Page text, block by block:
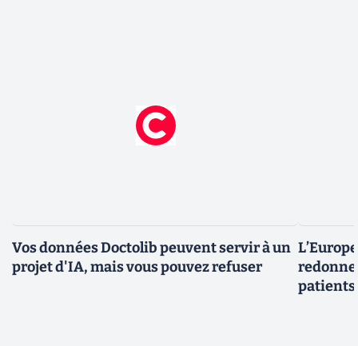
Vos données Doctolib peuvent servir à un
projet d'IA, mais vous pouvez refuser
patients